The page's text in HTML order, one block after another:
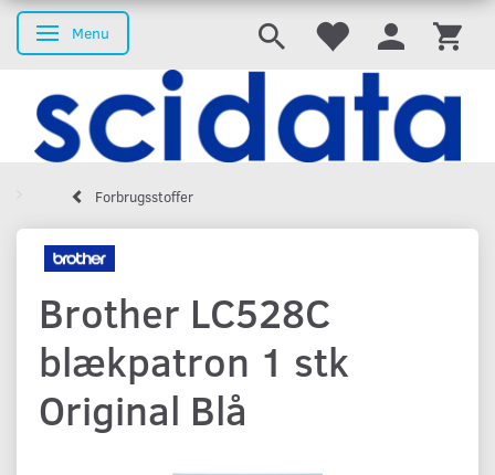
Skifte navigation
Menu
Forbrugsstoffer
Brother LC528C
blækpatron 1 stk
Original Blå